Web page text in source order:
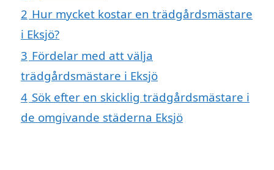
2 Hur mycket kostar en trädgårdsmästare
i Eksjö?
3 Fördelar med att välja
trädgårdsmästare i Eksjö
4 Sök efter en skicklig trädgårdsmästare i
de omgivande städerna Eksjö